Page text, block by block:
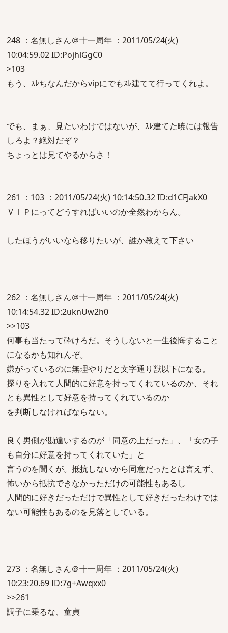
248 ：名無しさん＠十一周年 ：2011/05/24(火)
10:04:59.02 ID:PojhlGgC0
>103
もう、ｽﾚちなんだからvipにでもｽﾚ建てて行ってくれよ。
でも、まぁ、見たいわけではないが、ｽﾚ建てた暁には報告
しろよ？絶対だぞ？
ちょっとは見てやるからさ！
261 ：103 ：2011/05/24(火) 10:14:50.32 ID:d1CFJakX0
ＶＩＰにってどうすればいいのか全然わからん。
したほうがいいなら移りたいが、誰か教えて下さい
262 ：名無しさん＠十一周年 ：2011/05/24(火)
10:14:54.32 ID:2uknUw2h0
>>103
何事も当たって砕けろだ。そうしないと一生後悔すること
になるかも知れんぞ。
嫌がっているのに無理やりだと文字通り獣以下になる。
探りを入れて人間的に好意を持ってくれているのか、それ
とも異性として好意を持ってくれているのか
を判断しなければならない。
良く男側が勘違いするのが「同意の上だった」、「女の子
も自分に好意を持ってくれていた」と
言うのを聞くが。抵抗しないから同意だったとは言えず、
怖いから抵抗できなかっただけの可能性もあるし
人間的に好きだっただけで異性として好きだったわけでは
ない可能性もあるのを見落としている。
273 ：名無しさん＠十一周年 ：2011/05/24(火)
10:23:20.69 ID:7g+Awqxx0
>>261
調子に乗るな、童貞